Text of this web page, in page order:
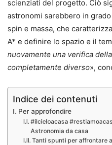
scienziati del progetto. Ciò
astronomi sarebbero in
spin e massa, che
A* e definire lo spazio e il
nuovamente una verifica
completamente diverso»,
Indice dei contenuti
Per approfondire
#ilcieloacasa
Astronomia da casa
Tanti spunti per affrontare